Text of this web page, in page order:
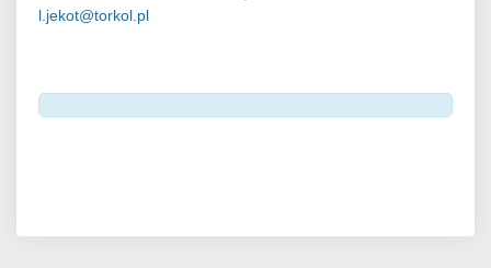
l.jekot@torkol.pl